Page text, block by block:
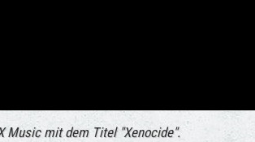
Music mit dem Titel "Xenocide".